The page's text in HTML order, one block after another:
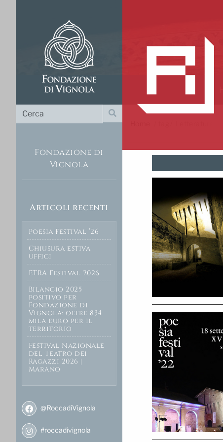
Cerca
Fondazione di
Vignola
Articoli recenti
Poesia Festival ’26
Chiusura estiva
uffici
ETRA Festival 2026
Bilancio 2025
positivo per
Fondazione di
Vignola: oltre 834
mila euro per il
territorio
Festival Nazionale
del Teatro dei
Ragazzi 2026 |
Marano
@RoccadiVignola
#roccadivignola